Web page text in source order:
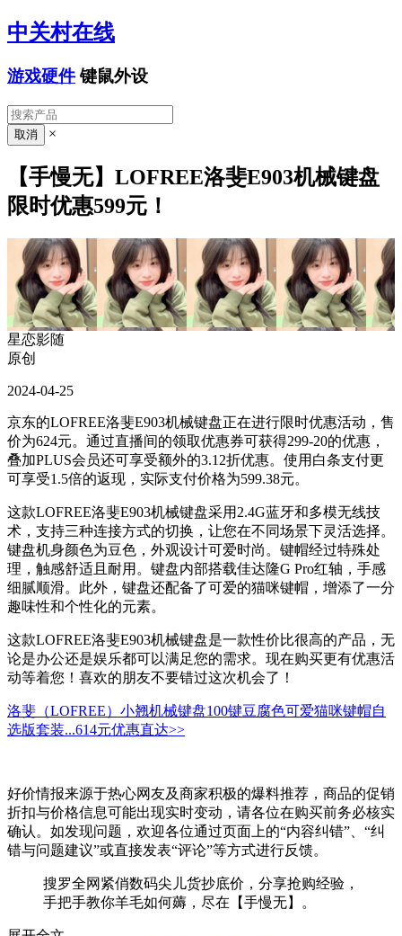
中关村在线
游戏硬件 键鼠外设
×
【手慢无】LOFREE洛斐E903机械键盘
限时优惠599元！
星恋影随
原创
2024-04-25
京东的LOFREE洛斐E903机械键盘正在进行限时优惠活动，售
价为624元。通过直播间的领取优惠券可获得299-20的优惠，
叠加PLUS会员还可享受额外的3.12折优惠。使用白条支付更
可享受1.5倍的返现，实际支付价格为599.38元。
这款LOFREE洛斐E903机械键盘采用2.4G蓝牙和多模无线技
术，支持三种连接方式的切换，让您在不同场景下灵活选择。
键盘机身颜色为豆色，外观设计可爱时尚。键帽经过特殊处
理，触感舒适且耐用。键盘内部搭载佳达隆G Pro红轴，手感
细腻顺滑。此外，键盘还配备了可爱的猫咪键帽，增添了一分
趣味性和个性化的元素。
这款LOFREE洛斐E903机械键盘是一款性价比很高的产品，无
论是办公还是娱乐都可以满足您的需求。现在购买更有优惠活
动等着您！喜欢的朋友不要错过这次机会了！
洛斐（LOFREE）小翘机械键盘100键豆腐色可爱猫咪键帽自
选版套装...614元优惠直达>>
好价情报来源于热心网友及商家积极的爆料推荐，商品的促销
折扣与价格信息可能出现实时变动，请各位在购买前务必核实
确认。如发现问题，欢迎各位通过页面上的“内容纠错”、“纠
错与问题建议”或直接发表“评论”等方式进行反馈。
搜罗全网紧俏数码尖儿货抄底价，分享抢购经验，
手把手教你羊毛如何薅，尽在【手慢无】。